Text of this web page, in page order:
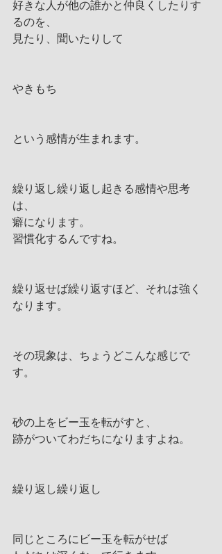
好きな人が他の誰かと仲良くしたりす
るのを、
見たり、聞いたりして
やきもち
という感情が生まれます。
繰り返し繰り返し起きる感情や思考
は、
癖になります。
習慣化するんですね。
繰り返せば繰り返すほど、それは強く
なります。
その現象は、ちょうどこんな感じで
す。
砂の上をビー玉を転がすと、
跡がついてわだちになりますよね。
繰り返し繰り返し
同じところにビー玉を転がせば